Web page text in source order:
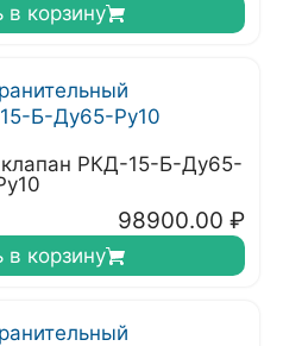
в корзину
РКД-15-Б-Ду65-
98900.00 ₽
в корзину